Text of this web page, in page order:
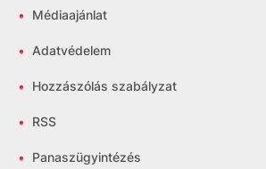
• Médiaajánlat
• Adatvédelem
• Hozzászólás szabályzat
• RSS
• Panaszügyintézés